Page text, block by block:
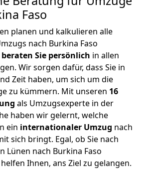
Faso
planen und kalkulieren alle
nach Burkina Faso
beraten Sie persönlich in allen
Wir sorgen dafür, dass Sie in
Zeit haben, um sich um die
zu kümmern. Mit unseren 16
als Umzugsexperte in der
haben wir gelernt, welche
ein internationaler Umzug nach
sich bringt. Egal, ob Sie nach
Lünen nach Burkina Faso
Ihnen, ans Ziel zu gelangen.